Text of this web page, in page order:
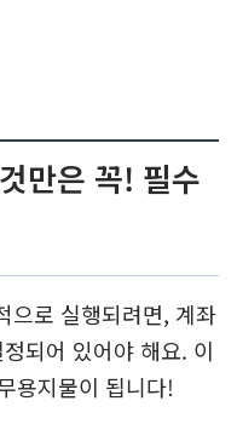
만은 꼭! 필수
으로 실행되려면, 계좌
되어 있어야 해요. 이
용지물이 됩니다!